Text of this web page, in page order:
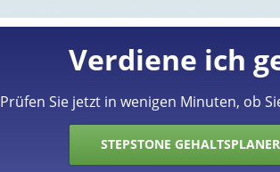
Verdiene ich
Prüfen Sie jetzt in wenigen Minuten, ob
STEPSTONE GEHALTSPLANER